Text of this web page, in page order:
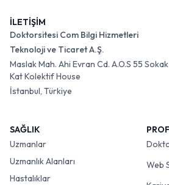
İLETİŞİM
Doktorsitesi Com Bilgi Hizmetleri
Teknoloji ve Ticaret A.Ş.
Maslak Mah. Ahi Evran Cd. A.O.S 55
Kat Kolektif House
İstanbul, Türkiye
SAĞLIK
Uzmanlar
Uzmanlık Alanları
Hastalıklar
Web